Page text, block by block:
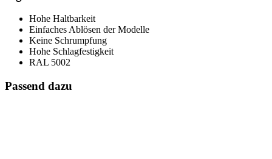
Hohe Haltbarkeit
Einfaches Ablösen der Modelle
Keine Schrumpfung
Hohe Schlagfestigkeit
RAL 5002
Passend dazu